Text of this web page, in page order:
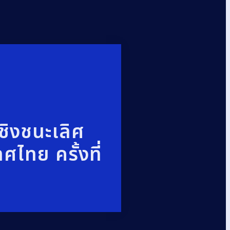
ชนะเลิศ
ไทย ครั้งที่